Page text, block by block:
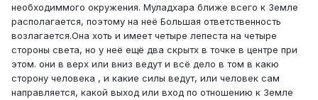
необходиммого окружения. Муладхара ближе всего к Земле
располагается, поэтому на неё Большая ответственность
возлагается.Она хоть и имеет четыре лепеста на четыре
стороны света, но у неё ещё два скрытх в точке в центре при
этом. они в верх или вниз ведут и всё дело в том в какю
сторону человека , и какие силы ведут, или человек сам
направляется, какой выход или вход по отношению к Земле